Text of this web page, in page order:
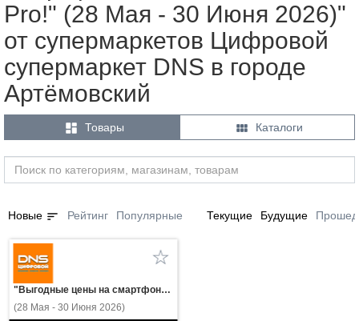
Pro!" (28 Мая - 30 Июня 2026)"
от супермаркетов Цифровой
супермаркет DNS в городе
Артёмовский
 Товары  Каталоги
Новые sort Рейтинг Популярные Текущие Будущие
"Выгодные цены на смартфоны INFINIX GT 50 Pro!"
(28 Мая - 30 Июня 2026)